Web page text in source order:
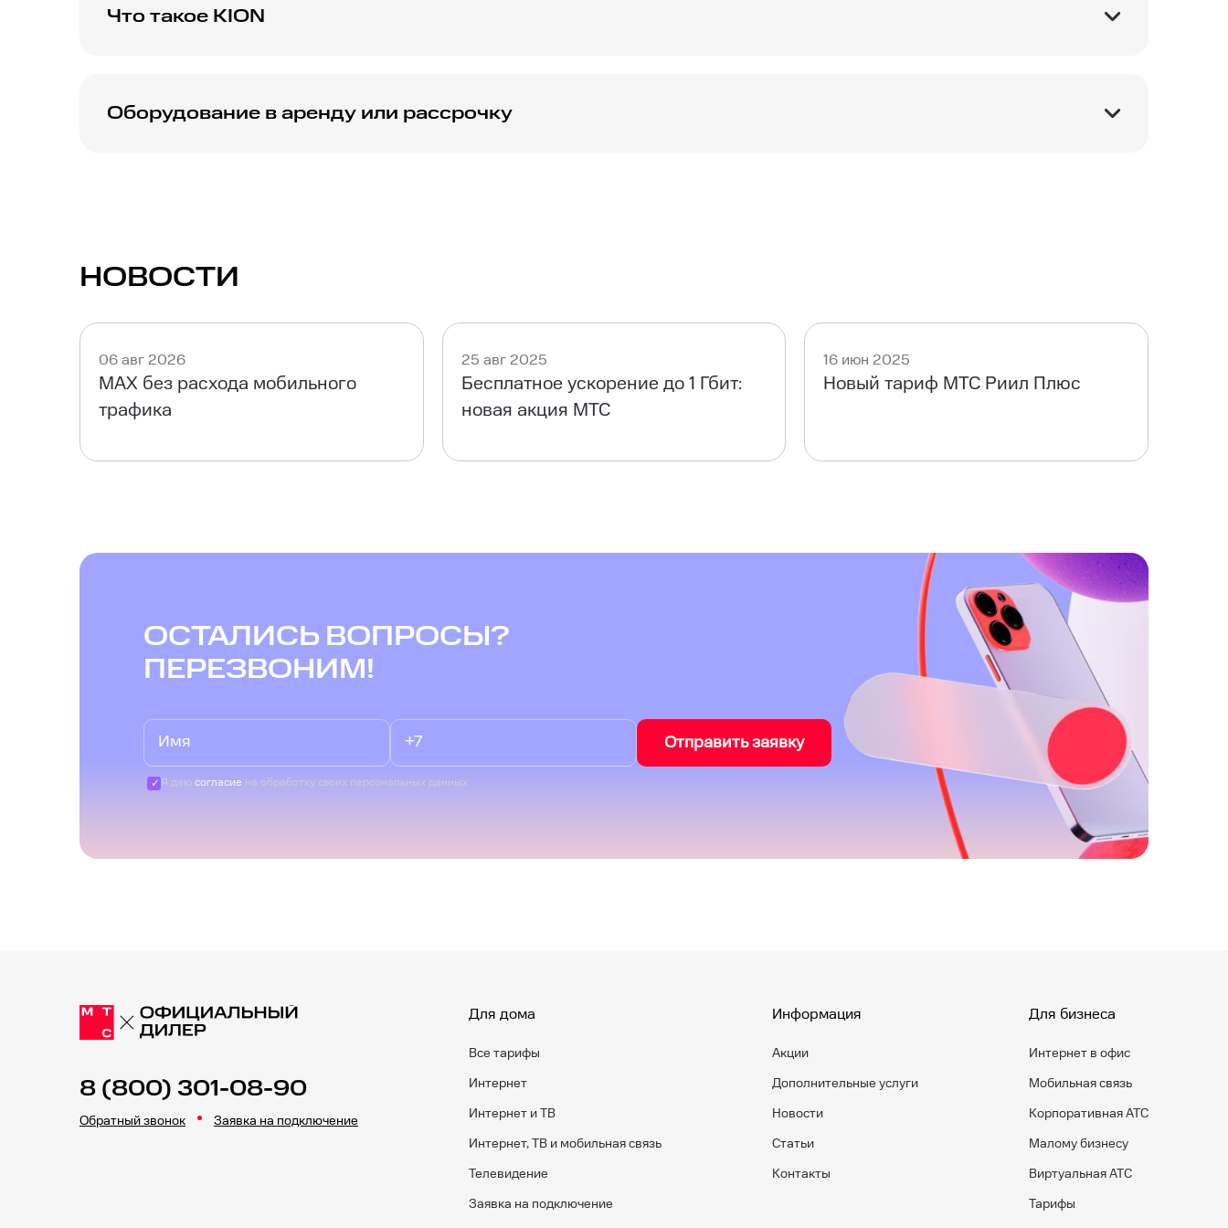
Что такое KION
Оборудование в аренду или рассрочку
НОВОСТИ
06 авг 2026
MAX без расхода мобильного
трафика
25 авг 2025
Бесплатное ускорение до 1 Гбит:
новая акция МТС
16 июн 2025
Новый тариф МТС Риил Плюс
ОСТАЛИСЬ ВОПРОСЫ?
ПЕРЕЗВОНИМ!
Отправить заявку
Я даю согласие на обработку своих персональных данных
8 (800) 301-08-90
Обратный звонок Заявка на подключение
Для дома
Все тарифы
Интернет
Интернет и ТВ
Интернет, ТВ и мобильная связь
Телевидение
Заявка на подключение
Информация
Акции
Дополнительные услуги
Новости
Статьи
Контакты
Для бизнеса
Интернет в офис
Мобильная связь
Корпоративная АТС
Малому бизнесу
Виртуальная АТС
Тарифы